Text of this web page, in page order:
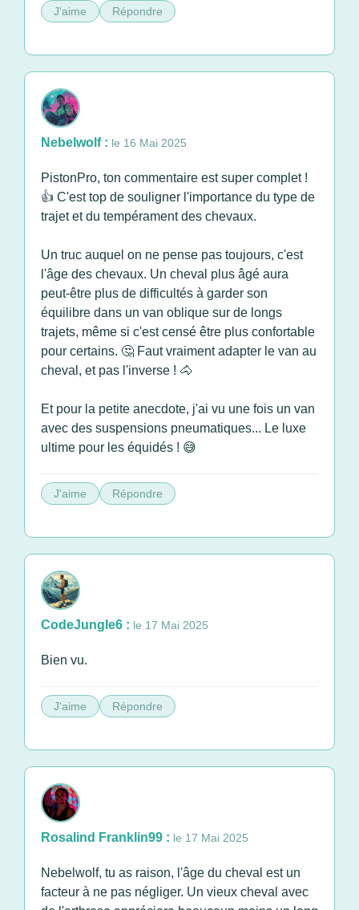
J'aime Répondre
Nebelwolf : le 16 Mai 2025
PistonPro, ton commentaire est super complet !
👍 C'est top de souligner l'importance du type de
trajet et du tempérament des chevaux.
Un truc auquel on ne pense pas toujours, c'est
l'âge des chevaux. Un cheval plus âgé aura
peut-être plus de difficultés à garder son
équilibre dans un van oblique sur de longs
trajets, même si c'est censé être plus confortable
pour certains. 🤔 Faut vraiment adapter le van au
cheval, et pas l'inverse ! 🐴
Et pour la petite anecdote, j'ai vu une fois un van
avec des suspensions pneumatiques... Le luxe
ultime pour les équidés ! 😅
J'aime Répondre
CodeJungle6 : le 17 Mai 2025
Bien vu.
J'aime Répondre
Rosalind Franklin99 : le 17 Mai 2025
Nebelwolf, tu as raison, l'âge du cheval est un
facteur à ne pas négliger. Un vieux cheval avec